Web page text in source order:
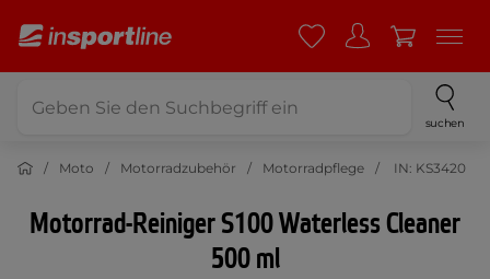
suchen
Moto Motorradzubehör Motorradpflege IN: KS3420
Motorrad-Reiniger S100 Waterless Cleaner
500 ml